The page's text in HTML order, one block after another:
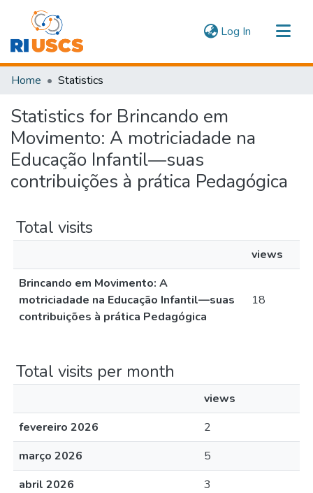
Log In (current)
Communities & Collections
Home Statistics
Statistics for Brincando em
Movimento: A motriciadade na
Educação Infantil—suas
contribuições à prática Pedagógica
Total visits
views
Brincando em Movimento: A
motriciadade na Educação Infantil—suas
contribuições à prática Pedagógica
18
Total visits per month
views
fevereiro 2026
2
março 2026
5
abril 2026
3